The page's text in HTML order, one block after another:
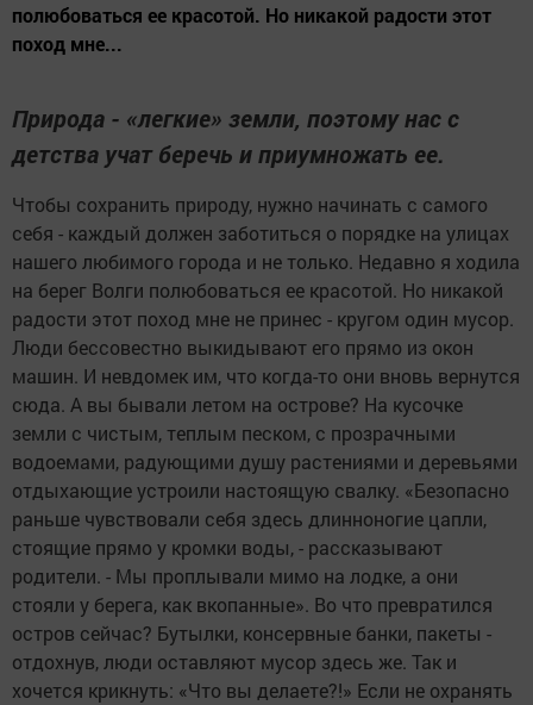
полюбоваться ее красотой. Но никакой радости этот
поход мне...
Природа - «легкие» земли, поэтому нас с
детства учат беречь и приумножать ее.
Чтобы сохранить природу, нужно начинать с самого
себя - каждый должен заботиться о порядке на улицах
нашего любимого города и не только. Недавно я ходила
на берег Волги полюбоваться ее красотой. Но никакой
радости этот поход мне не принес - кругом один мусор.
Люди бессовестно выкидывают его прямо из окон
машин. И невдомек им, что когда-то они вновь вернутся
сюда. А вы бывали летом на острове? На кусочке
земли с чистым, теп­лым песком, с прозрачными
водоемами, радующими душу растениями и деревьями
отдыхающие устроили настоящую свалку. «Безопасно
раньше чувствовали себя здесь длинноногие цапли,
стоящие прямо у кромки воды, - рассказывают
родители. - Мы проплывали мимо на лодке, а они
стояли у берега, как вкопанные». Во что превратился
остров сейчас? Бутылки, консервные банки, пакеты -
отдохнув, люди оставляют мусор здесь же. Так и
хочется крикнуть: «Что вы делаете?!» Если не охранять